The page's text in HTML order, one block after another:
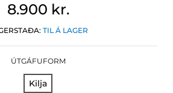
8.900 kr.
TIL Á LAGER
ÚTGÁFUFORM
Kilja